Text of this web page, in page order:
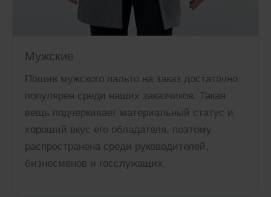
Мужские
Пошив мужского пальто на заказ достаточно
популярен среди наших заказчиков. Такая
вещь подчеркивает материальный статус и
хороший вкус его обладателя, поэтому
распространена среди руководителей,
бизнесменов и госслужащих.